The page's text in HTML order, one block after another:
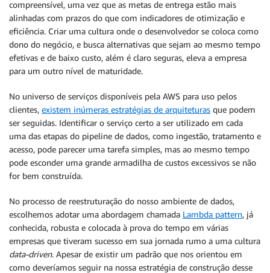
compreensível, uma vez que as metas de entrega estão mais
alinhadas com prazos do que com indicadores de otimização e
eficiência. Criar uma cultura onde o desenvolvedor se coloca como
dono do negócio, e busca alternativas que sejam ao mesmo tempo
efetivas e de baixo custo, além é claro seguras, eleva a empresa
para um outro nível de maturidade.
No universo de serviços disponíveis pela AWS para uso pelos
clientes, existem inúmeras estratégias de arquiteturas que podem
ser seguidas. Identificar o serviço certo a ser utilizado em cada
uma das etapas do pipeline de dados, como ingestão, tratamento e
acesso, pode parecer uma tarefa simples, mas ao mesmo tempo
pode esconder uma grande armadilha de custos excessivos se não
for bem construída.
No processo de reestruturação do nosso ambiente de dados,
escolhemos adotar uma abordagem chamada Lambda pattern, já
conhecida, robusta e colocada à prova do tempo em várias
empresas que tiveram sucesso em sua jornada rumo a uma cultura
data-driven. Apesar de existir um padrão que nos orientou em
como deveríamos seguir na nossa estratégia de construção desse